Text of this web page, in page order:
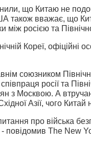
що Китаю не
також вважає, що
між росією та
Кореї,
союзником
росії та
з Москвою. А
Азії, чого Китай
про війська
повідомив The New